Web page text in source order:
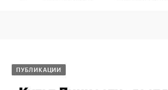
ПУБЛИКАЦИИ